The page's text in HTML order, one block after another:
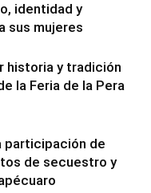
identidad y
sus mujeres
historia y tradición
la Feria de la Pera
participación de
de secuestro y